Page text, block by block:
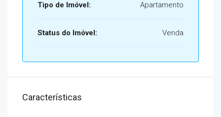
Tipo de Imóvel: Apartamento
Status do Imóvel: Venda
Características